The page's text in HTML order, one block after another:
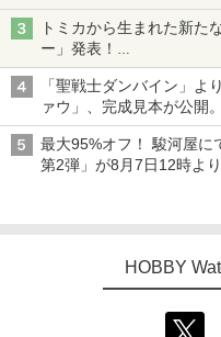
トミカから生まれた新た
ー」発表！
詳細は後日公開予定
「聖戦士ダンバイン」よ
ァウ」、完成見本が公開
最大95%オフ！ 駿河屋に
第2弾」が8月7日12時よ
HOBBY